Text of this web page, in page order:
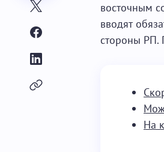
восточным
вводят
стороны РП.
На